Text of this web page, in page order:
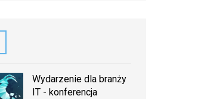
Wydarzenie dla branży
IT - konferencja